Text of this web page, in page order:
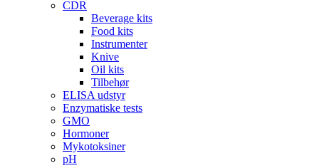
CDR
Beverage kits
Food kits
Instrumenter
Knive
Oil kits
Tilbehør
ELISA udstyr
Enzymatiske tests
GMO
Hormoner
Mykotoksiner
pH